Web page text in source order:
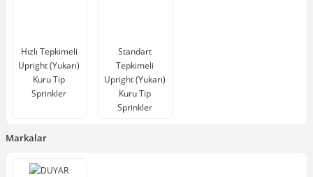
Hızlı Tepkimeli
Upright (Yukarı)
Kuru Tip
Sprinkler
Standart
Tepkimeli
Upright (Yukarı)
Kuru Tip
Sprinkler
Markalar